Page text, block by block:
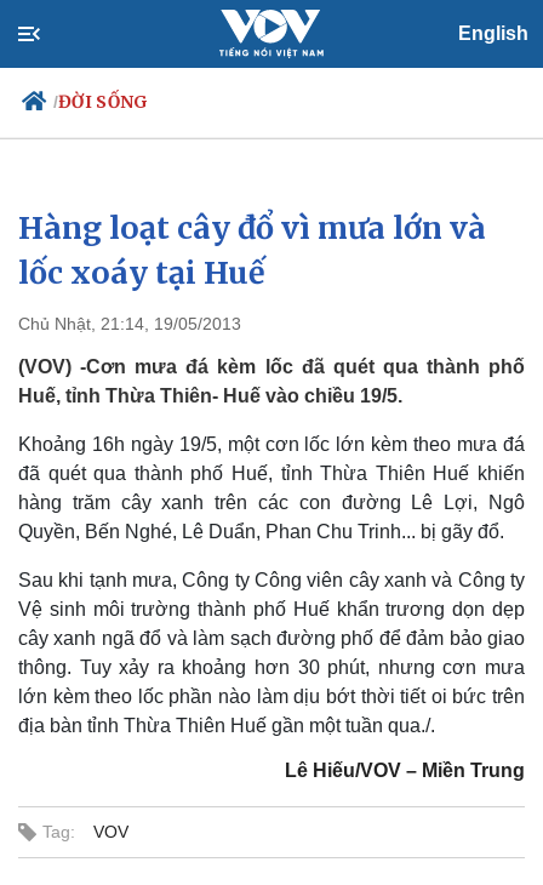
English
/ĐỜI SỐNG
Chính trị
Đảng
Tổ chức nhân sự
Nhận diện sự thật
Xã hội
Việc làm
Biển đảo
Hàng loạt cây đổ vì mưa lớn và
lốc xoáy tại Huế
Chủ Nhật, 21:14, 19/05/2013
(VOV) -Cơn mưa đá kèm lốc đã quét qua thành phố
Huế, tỉnh Thừa Thiên- Huế vào chiều 19/5.
Khoảng 16h ngày 19/5, một cơn lốc lớn kèm theo mưa đá
đã quét qua thành phố Huế, tỉnh Thừa Thiên Huế khiến
hàng trăm cây xanh trên các con đường Lê Lợi, Ngô
Quyền, Bến Nghé, Lê Duẩn, Phan Chu Trinh... bị gãy đổ.
Sau khi tạnh mưa, Công ty Công viên cây xanh và Công ty
Vệ sinh môi trường thành phố Huế khẩn trương dọn dẹp
cây xanh ngã đổ và làm sạch đường phố để đảm bảo giao
thông. Tuy xảy ra khoảng hơn 30 phút, nhưng cơn mưa
lớn kèm theo lốc phần nào làm dịu bớt thời tiết oi bức trên
địa bàn tỉnh Thừa Thiên Huế gần một tuần qua./.
Lê Hiếu/VOV – Miền Trung
Tag: VOV